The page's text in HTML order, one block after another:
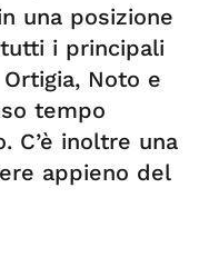
una posizione
i principali
Noto e
tempo
C’è inoltre una
appieno del